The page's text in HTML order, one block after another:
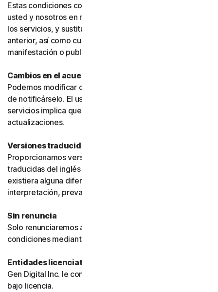
Estas condiciones constituyen el acuerdo íntegro entre
usted y nosotros en relación con su uso del software y
los servicios, y sustituyen cualquier acuerdo o condición
anterior, así como cualquier otra comunicación,
manifestación o publicidad relacionada con ellos.
Cambios en el acuerdo
Podemos modificar o actualizar el acuerdo sin necesidad
de notificárselo. El uso continuado de los productos o
servicios implica que usted acepta dichos cambios o
actualizaciones.
Versiones traducidas
Proporcionamos versiones de estas condiciones
traducidas del inglés únicamente para su comodidad. Si
existiera alguna diferencia de significado o
interpretación, prevalecerá la versión en inglés.
Sin renuncia
Solo renunciaremos a una disposición de estas
condiciones mediante un documento firmado.
Entidades licenciatarias
Gen Digital Inc. le concede el software y los servicios
bajo licencia.